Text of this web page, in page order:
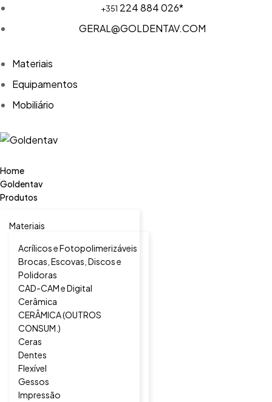
+351 224 884 026*
GERAL@GOLDENTAV.COM
Materiais
Equipamentos
Mobiliário
Home
Goldentav
Produtos
Materiais
Acrílicos e Fotopolimerizáveis
Brocas, Escovas, Discos e
Polidoras
CAD-CAM e Digital
Cerâmica
CERÂMICA (OUTROS
CONSUM.)
Ceras
Dentes
Flexível
Gessos
Impressão